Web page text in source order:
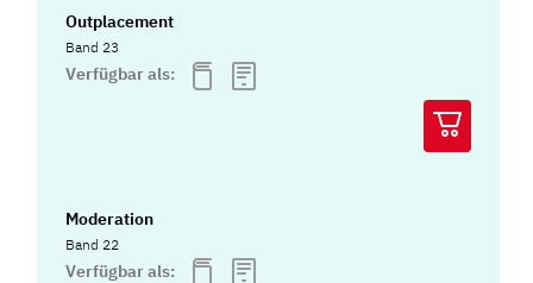
Outplacement
Band 23
Verfügbar als:
Moderation
Band 22
Verfügbar als: